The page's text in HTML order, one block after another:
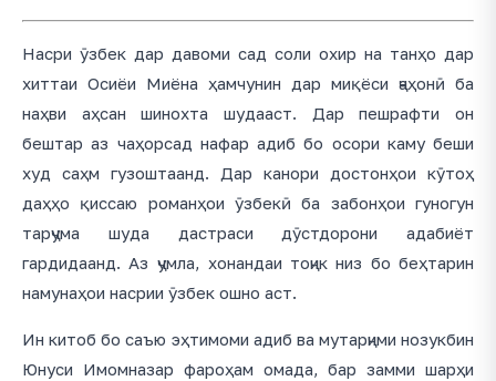
Насри ӯзбек дар давоми сад соли охир на танҳо дар
хиттаи Осиёи Миёна ҳамчунин дар миқёси ҷаҳонӣ ба
наҳви аҳсан шинохта шудааст. Дар пешрафти он
бештар аз чаҳорсад нафар адиб бо осори каму беши
худ саҳм гузоштаанд. Дар канори достонҳои кӯтоҳ
даҳҳо қиссаю романҳои ӯзбекӣ ба забонҳои гуногун
тарҷума шуда дастраси дӯстдорони адабиёт
гардидаанд. Аз ҷумла, хонандаи тоҷик низ бо беҳтарин
намунаҳои насрии ӯзбек ошно аст.
Ин китоб бо саъю эҳтимоми адиб ва мутарҷими нозукбин
Юнуси Имомназар фароҳам омада, бар замми шарҳи